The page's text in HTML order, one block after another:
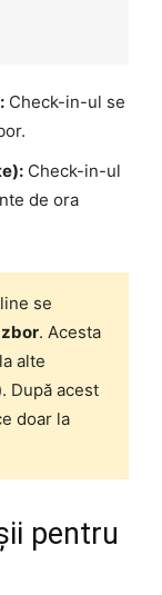
Check-in-ul se
Check-in-ul
de ora
se
. Acesta
alte
După acest
doar la
pentru